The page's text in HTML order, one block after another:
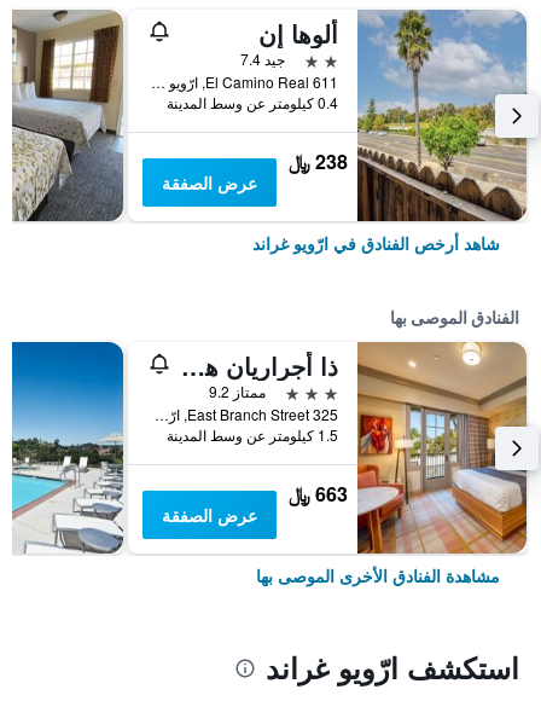
ألوها إن
2 نجمتين
جيد 7.4
611 El Camino Real, ارّويو غراند, CA, الولايات المتحدة الأميريكية
0.4 كيلومتر عن وسط المدينة
238 ﷼
عرض الصفقة
شاهد أرخص الفنادق في ارّويو غراند
الفنادق الموصى بها
ذا أجراريان هوتل، بي دبليو سيجنيتشر كوليكشن
3 نجوم
ممتاز 9.2
325 East Branch Street, ارّويو غراند, CA, الولايات المتحدة الأميريكية
1.5 كيلومتر عن وسط المدينة
663 ﷼
عرض الصفقة
مشاهدة الفنادق الأخرى الموصى بها
استكشف ارّويو غراند